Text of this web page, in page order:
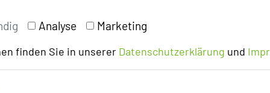
Analyse Marketing
finden Sie in unserer Datenschutzerklärung und
Wart finden Gäste umweltbewusste
erfolgreiche und nachhaltige Meetings
sodass frisches Gebäck